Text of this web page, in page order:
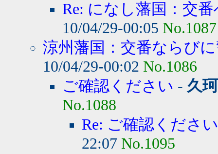
Re: になし藩国：交
10/04/29-00:05 No.1087
涼州藩国：交番ならび
10/04/29-00:02 No.1086
ご確認ください - 久
No.1088
Re: ご確認ください
22:07 No.1095